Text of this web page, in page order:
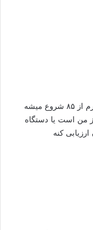
من بعضی وقتا اکسیژن خون میگیرم از ۸۵ شروع میشه
از من است یا دستگاه
کنه